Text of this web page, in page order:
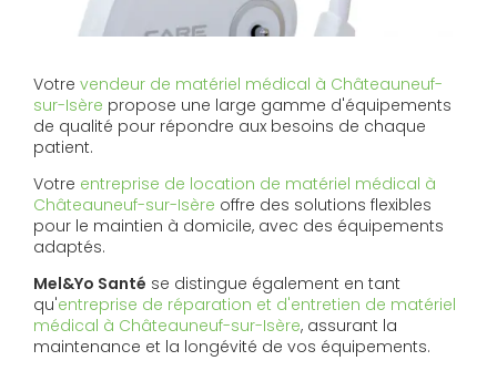
Votre vendeur de matériel médical à Châteauneuf-
sur-Isère propose une large gamme d'équipements
de qualité pour répondre aux besoins de chaque
patient.
Votre entreprise de location de matériel médical à
Châteauneuf-sur-Isère offre des solutions flexibles
pour le maintien à domicile, avec des équipements
adaptés.
Mel&Yo Santé se distingue également en tant
qu'entreprise de réparation et d'entretien de matériel
médical à Châteauneuf-sur-Isère, assurant la
maintenance et la longévité de vos équipements.